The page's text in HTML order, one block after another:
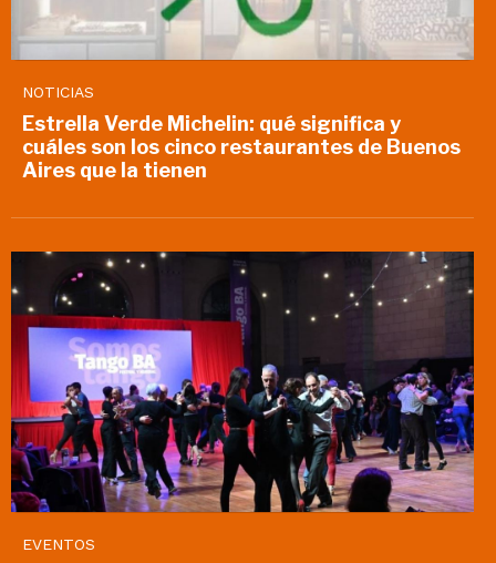
NOTICIAS
Estrella Verde Michelin: qué significa y
cuáles son los cinco restaurantes de Buenos
Aires que la tienen
EVENTOS